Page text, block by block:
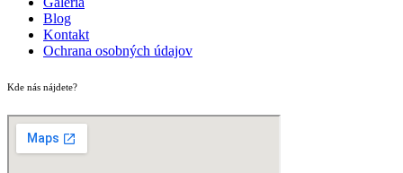
Blog
Kontakt
Ochrana osobných údajov
Kde nás nájdete?